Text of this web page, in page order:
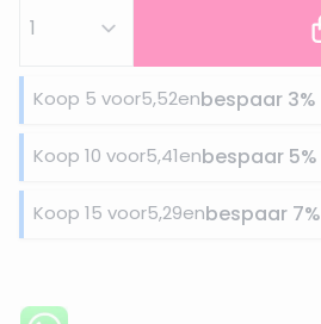
Koop 5 voor5,52enbespaar 3%
Koop 10 voor5,41enbespaar 5%
Koop 15 voor5,29enbespaar 7%